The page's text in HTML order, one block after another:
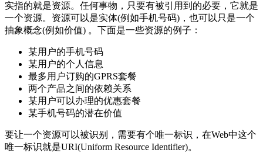
实指的就是资源。任何事物，只要有被引用到的必要，它就是
一个资源。资源可以是实体(例如手机号码)，也可以只是一个
抽象概念(例如价值) 。下面是一些资源的例子：
某用户的手机号码
某用户的个人信息
最多用户订购的GPRS套餐
两个产品之间的依赖关系
某用户可以办理的优惠套餐
某手机号码的潜在价值
要让一个资源可以被识别，需要有个唯一标识，在Web中这个
唯一标识就是URI(Uniform Resource Identifier)。